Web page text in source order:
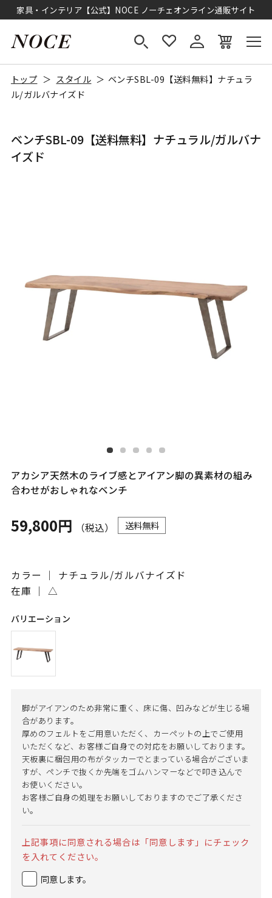
家具・インテリア【公式】NOCE ノーチェオンライン通販サイト
トップ スタイル
ベンチSBL-09【送料無料】ナチュラ
ル/ガルバナイズド
ベンチSBL-09【送料無料】ナチュラル/ガルバナ
イズド
アカシア天然木のライブ感とアイアン脚の異素材の組み
合わせがおしゃれなベンチ
59,800円 （税込） 送料無料
カラー ｜ ナチュラル/ガルバナイズド
在庫 ｜ △
バリエーション
脚がアイアンのため非常に重く、床に傷、凹みなどが生じる場
合があります。
厚めのフェルトをご用意いただく、カーペットの上でご使用
いただくなど、お客様ご自身での対応をお願いしております。
天板裏に梱包用の布がタッカーでとまっている場合がございま
すが、ペンチで抜くか先端をゴムハンマーなどで叩き込んで
お使いください。
お客様ご自身の処理をお願いしておりますのでご了承くださ
い。
上記事項に同意される場合は「同意します」にチェック
を入れてください。
同意します。